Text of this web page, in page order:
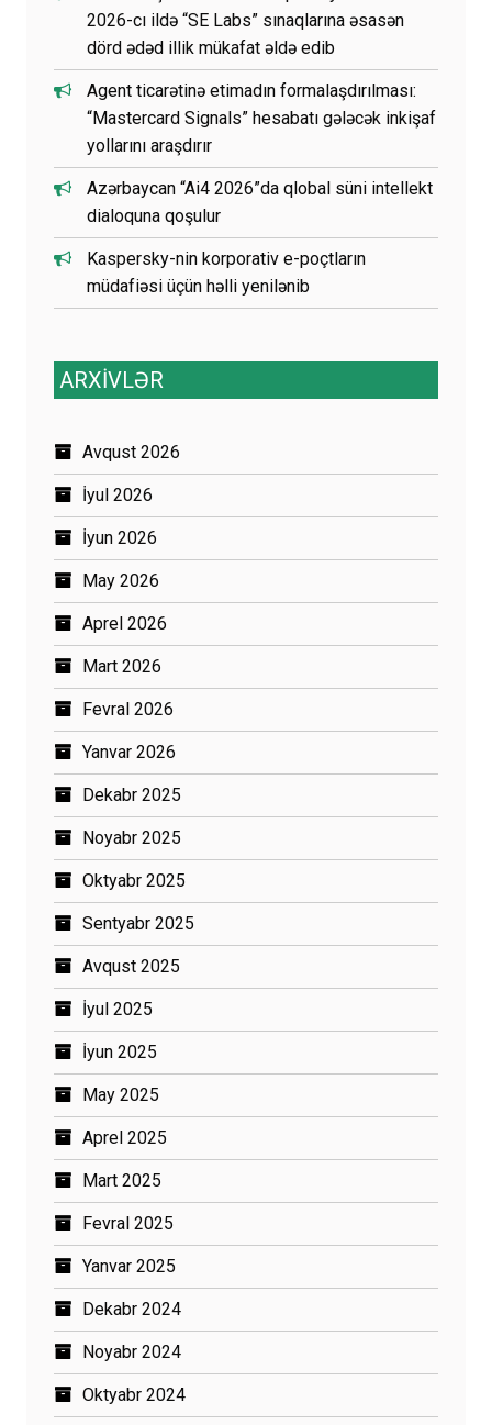
2026-cı ildə “SE Labs” sınaqlarına əsasən
dörd ədəd illik mükafat əldə edib
Agent ticarətinə etimadın formalaşdırılması:
“Mastercard Signals” hesabatı gələcək inkişaf
yollarını araşdırır
Azərbaycan “Ai4 2026”da qlobal süni intellekt
dialoquna qoşulur
Kaspersky-nin korporativ e-poçtların
müdafiəsi üçün həlli yenilənib
ARXİVLƏR
Avqust 2026
İyul 2026
İyun 2026
May 2026
Aprel 2026
Mart 2026
Fevral 2026
Yanvar 2026
Dekabr 2025
Noyabr 2025
Oktyabr 2025
Sentyabr 2025
Avqust 2025
İyul 2025
İyun 2025
May 2025
Aprel 2025
Mart 2025
Fevral 2025
Yanvar 2025
Dekabr 2024
Noyabr 2024
Oktyabr 2024